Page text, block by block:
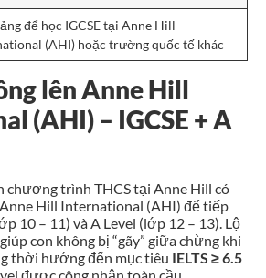
để học IGCSE tại Anne Hill
(AHI) hoặc trường quốc tế khác
lên Anne Hill
(AHI) – IGCSE + A
chương trình THCS tại Anne Hill có
Hill International (AHI) để tiếp
10 – 11) và A Level (lớp 12 – 13). Lộ
con không bị “gãy” giữa chừng khi
thời hướng đến mục tiêu IELTS ≥ 6.5